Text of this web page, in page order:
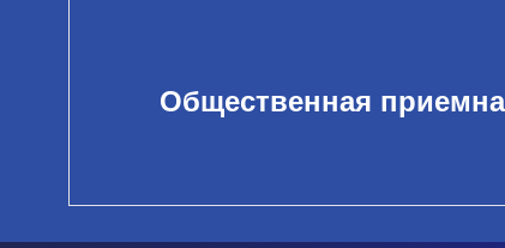
Общественная